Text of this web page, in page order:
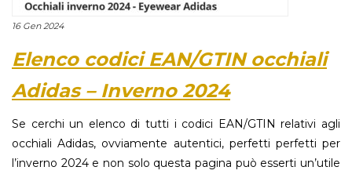
16 Gen 2024
Elenco codici EAN/GTIN occhiali
Adidas – Inverno 2024
Se cerchi un elenco di tutti i codici EAN/GTIN relativi agli
occhiali Adidas, ovviamente autentici, perfetti perfetti per
l’inverno 2024 e non solo questa pagina può esserti un’utile